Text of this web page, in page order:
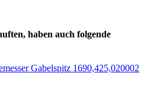
haben auch folgende